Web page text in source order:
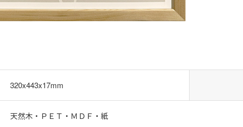
320x443x17mm
天然木・ＰＥＴ・ＭＤＦ・紙